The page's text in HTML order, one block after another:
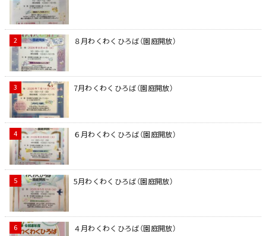
８月わくわくひろば（園庭開放）
7月わくわくひろば（園庭開放）
６月わくわくひろば（園庭開放）
5月わくわくひろば（園庭開放）
４月わくわくひろば（園庭開放）